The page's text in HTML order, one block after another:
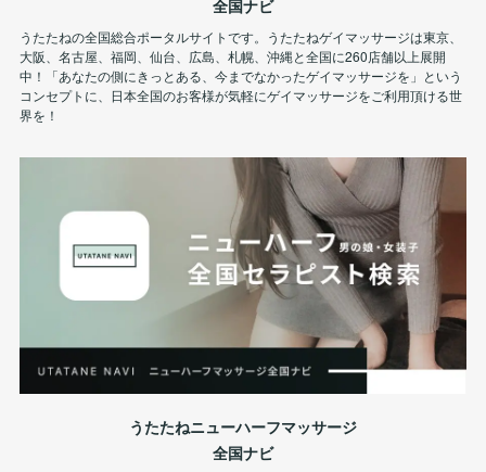
全国ナビ
うたたねの全国総合ポータルサイトです。うたたねゲイマッサージは東京、
大阪、名古屋、福岡、仙台、広島、札幌、沖縄と全国に260店舗以上展開
中！「あなたの側にきっとある、今までなかったゲイマッサージを」という
コンセプトに、日本全国のお客様が気軽にゲイマッサージをご利用頂ける世
界を！
うたたねニューハーフマッサージ
全国ナビ